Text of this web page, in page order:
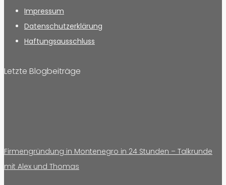
Impressum
Datenschutzerklärung
Haftungsausschluss
Letzte Blogbeiträge
Firmengründung in Montenegro in 24 Stunden – Talkrunde
mit Alex und Thomas